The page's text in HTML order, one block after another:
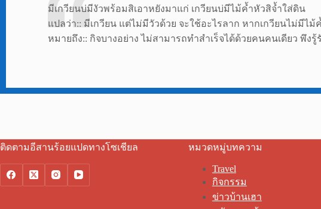
มีเกวียนบ่มีงัวพร้อมสิเอาหยังมาแก่ เกวียนบ่มีไม้ค้ำหัวสิจ้ำใส่ดิน
แปลว่า:: มีเกวียน แต่ไม่มีวัวด้วย จะใช้อะไรลาก หากเกวียนไม่มีไ
หมายถึง:: กิจบางอย่าง ไม่สามารถทำสำเร็จได้ด้วยคนคนเดียว พึง
ติดตามอีสานร้อยแปดทางโซเชียล หมวดหมู่บทความ
Travel
กิจกรรม
ข่าวบ้านเฮา